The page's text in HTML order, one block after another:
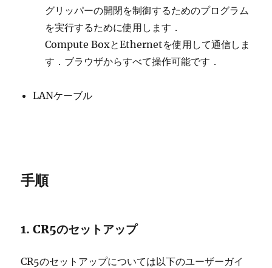
グリッパーの開閉を制御するためのプログラム
を実行するために使用します．
Compute BoxとEthernetを使用して通信しま
す．ブラウザからすべて操作可能です．
LANケーブル
手順
1. CR5のセットアップ
CR5のセットアップについては以下のユーザーガイ